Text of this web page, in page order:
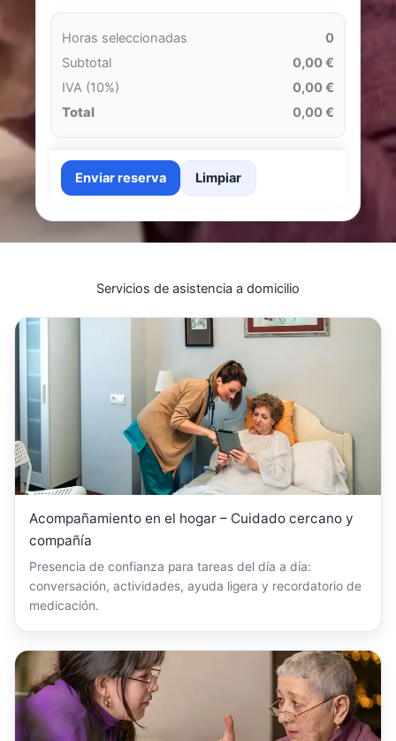
Horas seleccionadas
0
Subtotal
0,00 €
IVA (10%)
0,00 €
Total
0,00 €
Enviar reserva Limpiar
Servicios de asistencia a domicilio
Acompañamiento en el hogar – Cuidado cercano y
compañía
Presencia de confianza para tareas del día a día:
conversación, actividades, ayuda ligera y recordatorio de
medicación.